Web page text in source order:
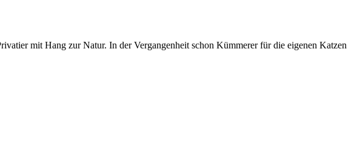
mit Hang zur Natur. In der Vergangenheit schon Kümmerer für die eigenen Katzen